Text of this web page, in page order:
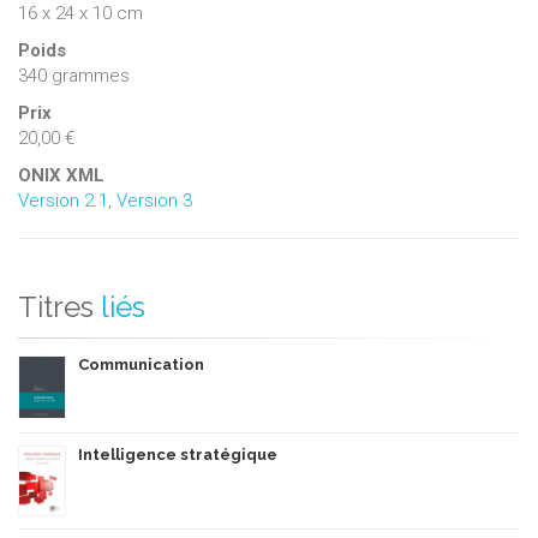
16 x 24 x 10 cm
Poids
340 grammes
Prix
20,00 €
ONIX XML
Version 2.1 Version 3
Titres liés
Communication
Intelligence stratégique